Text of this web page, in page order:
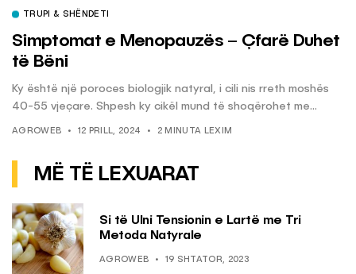
TRUPI & SHËNDETI
Simptomat e Menopauzës – Çfarë Duhet
të Bëni
Ky është një poroces biologjik natyral, i cili nis rreth moshës
40-55 vjeçare. Shpesh ky cikël mund të shoqërohet me...
AGROWEB 12 PRILL, 2024 2 MINUTA LEXIM
MË TË LEXUARAT
Si të Ulni Tensionin e Lartë me Tri
Metoda Natyrale
AGROWEB 19 SHTATOR, 2023